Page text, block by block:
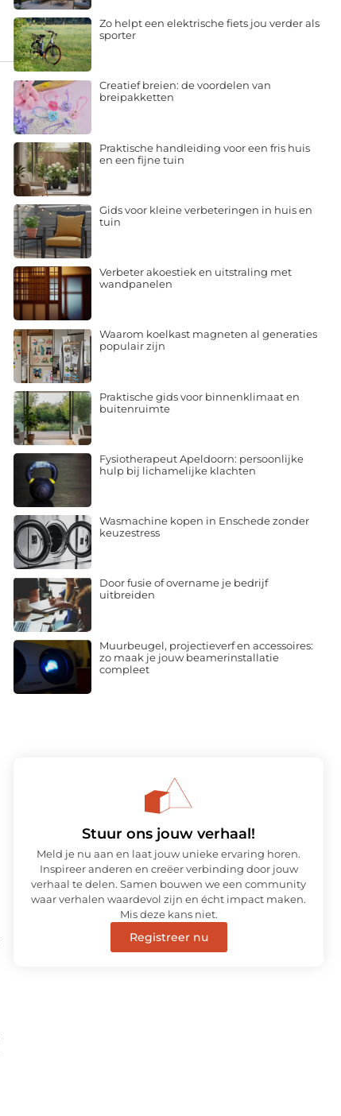
Zo helpt een elektrische fiets jou verder als
sporter
Creatief breien: de voordelen van
breipakketten
Praktische handleiding voor een fris huis
en een fijne tuin
Gids voor kleine verbeteringen in huis en
tuin
Verbeter akoestiek en uitstraling met
wandpanelen
Waarom koelkast magneten al generaties
populair zijn
Praktische gids voor binnenklimaat en
buitenruimte
Fysiotherapeut Apeldoorn: persoonlijke
hulp bij lichamelijke klachten
Wasmachine kopen in Enschede zonder
keuzestress
Door fusie of overname je bedrijf
uitbreiden
Muurbeugel, projectieverf en accessoires:
zo maak je jouw beamerinstallatie
compleet
Stuur ons jouw verhaal!
Meld je nu aan en laat jouw unieke ervaring horen.
Inspireer anderen en creëer verbinding door jouw
verhaal te delen. Samen bouwen we een community
waar verhalen waardevol zijn en écht impact maken.
Mis deze kans niet.
Registreer nu